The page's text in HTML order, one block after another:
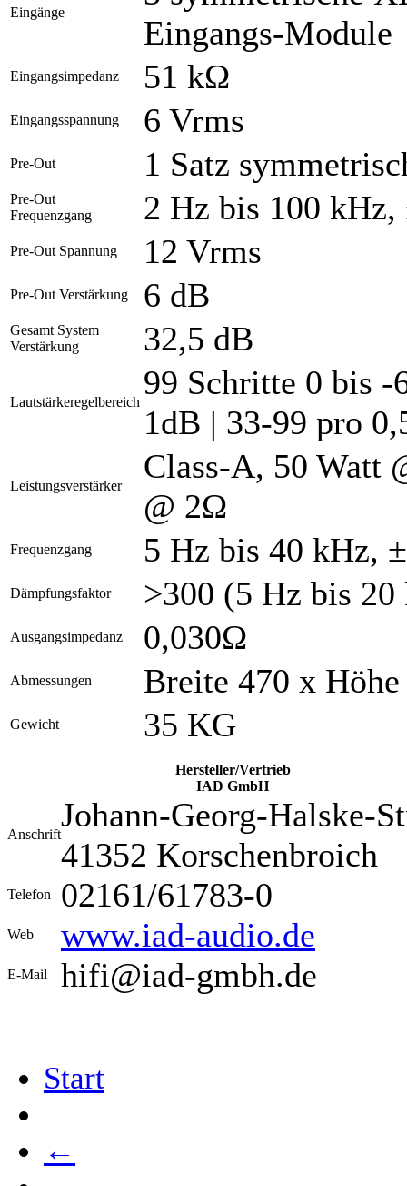
Eingänge
Eingangs-Module
Eingangsimpedanz 51 kΩ
Eingangsspannung 6 Vrms
Pre-Out 1 Satz
Pre-Out
Frequenzgang
2 Hz bis 100 kHz,
Pre-Out Spannung 12 Vrms
Pre-Out Verstärkung 6 dB
Gesamt System
Verstärkung
32,5 dB
Lautstärkeregelbereich
99 Schritte 0 bis -
1dB | 33-99 pro
Leistungsverstärker
Class-A, 50 Watt
@ 2Ω
Frequenzgang 5 Hz bis 40 kHz,
Dämpfungsfaktor >300 (5 Hz bis 20
Ausgangsimpedanz 0,030Ω
Abmessungen Breite 470 x
Gewicht 35 KG
Hersteller/Vertrieb
IAD GmbH
Anschrift
Johann-Georg-Halske-
41352 Korschenbroich
Telefon 02161/61783-0
Web www.iad-audio.de
E-Mail hifi@iad-gmbh.de
Start
←